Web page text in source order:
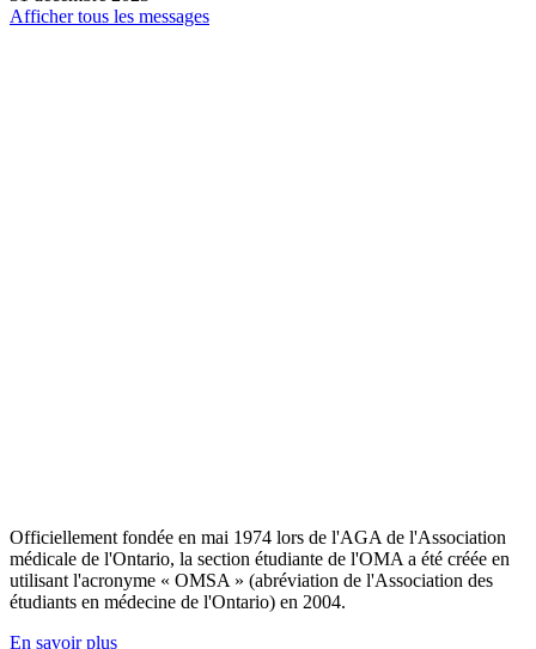
Afficher tous les messages
Officiellement fondée en mai 1974 lors de l'AGA de l'Association
médicale de l'Ontario, la section étudiante de l'OMA a été créée en
utilisant l'acronyme « OMSA » (abréviation de l'Association des
étudiants en médecine de l'Ontario) en 2004.
En savoir plus